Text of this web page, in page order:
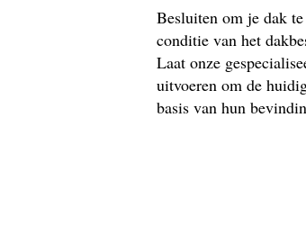
Besluiten om je dak
conditie van het
Laat onze
uitvoeren om de
basis van hun